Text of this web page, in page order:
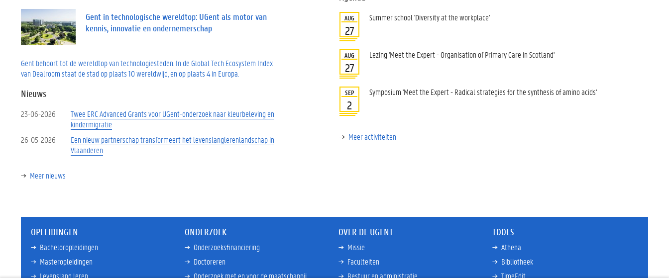
Gent in technologische wereldtop: UGent als motor van
kennis, innovatie en ondernemerschap
Gent behoort tot de wereldtop van technologiesteden. In de Global Tech Ecosystem Index
van Dealroom staat de stad op plaats 10 wereldwijd, en op plaats 4 in Europa.
Nieuws
23-06-2026
Twee ERC Advanced Grants voor UGent-onderzoek naar kleurbeleving en
kindermigratie
26-05-2026
Een nieuw partnerschap transformeert het levenslanglerenlandschap in
Vlaanderen
Meer nieuws
AUG
27
Summer school 'Diversity at the workplace'
AUG
27
Lezing 'Meet the Expert - Organisation of Primary Care in Scotland'
SEP
2
Symposium 'Meet the Expert - Radical strategies for the synthesis of amino acids'
Meer activiteiten
OPLEIDINGEN
Bacheloropleidingen
Masteropleidingen
Levenslang leren
ONDERZOEK
Onderzoeksfinanciering
Doctoreren
Onderzoek met en voor de maatschappij
OVER DE UGENT
Missie
Faculteiten
Bestuur en administratie
TOOLS
Athena
Bibliotheek
TimeEdit